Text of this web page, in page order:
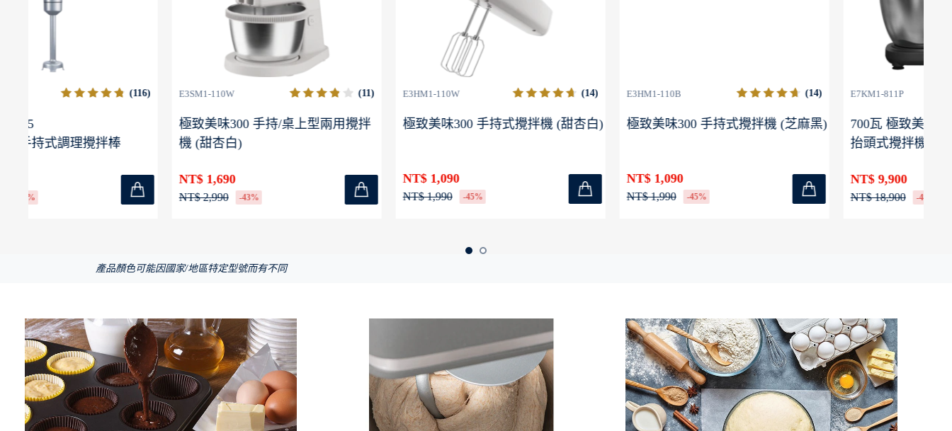
E3SM1-110W (11)
極致美味300 手持/桌上型兩用攪拌
機 (甜杏白)
E3HM1-110W (14)
極致美味300 手持式攪拌機 (甜杏白)
E3HM1-110B (14)
極致美味300 手持式攪拌機 (芝麻黑)
E7KM1-811P
700瓦 極致美味700
產品顏色可能因國家/地區特定型號而有不同